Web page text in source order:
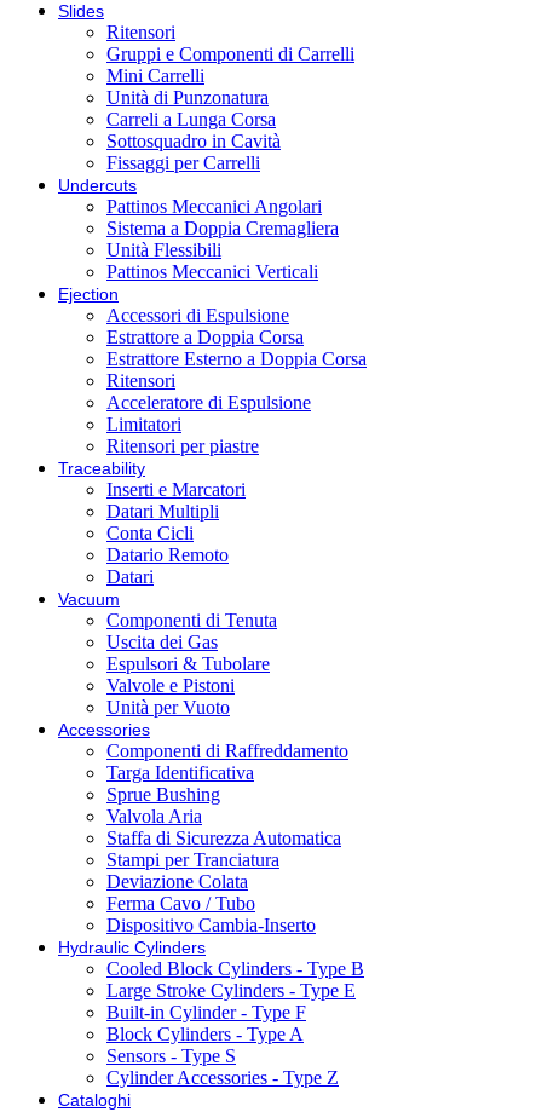
Slides
Ritensori
Gruppi e Componenti di Carrelli
Mini Carrelli
Unità di Punzonatura
Carreli a Lunga Corsa
Sottosquadro in Cavità
Fissaggi per Carrelli
Undercuts
Pattinos Meccanici Angolari
Sistema a Doppia Cremagliera
Unità Flessibili
Pattinos Meccanici Verticali
Ejection
Accessori di Espulsione
Estrattore a Doppia Corsa
Estrattore Esterno a Doppia Corsa
Ritensori
Acceleratore di Espulsione
Limitatori
Ritensori per piastre
Traceability
Inserti e Marcatori
Datari Multipli
Conta Cicli
Datario Remoto
Datari
Vacuum
Componenti di Tenuta
Uscita dei Gas
Espulsori & Tubolare
Valvole e Pistoni
Unità per Vuoto
Accessories
Componenti di Raffreddamento
Targa Identificativa
Sprue Bushing
Valvola Aria
Staffa di Sicurezza Automatica
Stampi per Tranciatura
Deviazione Colata
Ferma Cavo / Tubo
Dispositivo Cambia-Inserto
Hydraulic Cylinders
Cooled Block Cylinders - Type B
Large Stroke Cylinders - Type E
Built-in Cylinder - Type F
Block Cylinders - Type A
Sensors - Type S
Cylinder Accessories - Type Z
Cataloghi